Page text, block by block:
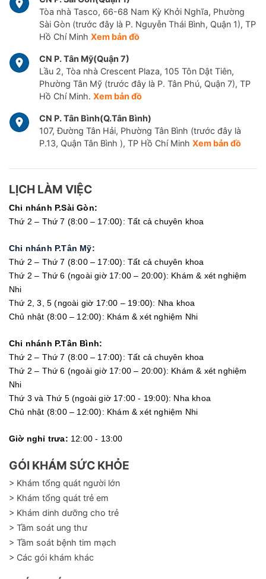
Tòa nhà Tasco, 66-68 Nam Kỳ Khởi Nghĩa, Phường
Sài Gòn (trước đây là P. Nguyễn Thái Bình, Quận 1), TP
Hồ Chí Minh Xem bản đồ
CN P. Tân Mỹ(Quận 7)
Lầu 2, Tòa nhà Crescent Plaza, 105 Tôn Dật Tiên,
Phường Tân Mỹ (trước đây là P. Tân Phú, Quận 7), TP
Hồ Chí Minh. Xem bản đồ
CN P. Tân Bình(Q.Tân Bình)
107, Đường Tân Hải, Phường Tân Bình (trước đây là
P.13, Quận Tân Bình ), TP Hồ Chí Minh Xem bản đồ
LỊCH LÀM VIỆC
Chi nhánh P.Sài Gòn:
Thứ 2 – Thứ 7 (8:00 – 17:00): Tất cả chuyên khoa
Chi nhánh P.Tân Mỹ:
Thứ 2 – Thứ 7 (8:00 – 17:00): Tất cả chuyên khoa
Thứ 2 – Thứ 6 (ngoài giờ 17:00 – 20:00): Khám & xét nghiệm
Nhi
Thứ 2, 3, 5 (ngoài giờ 17:00 – 19:00): Nha khoa
Chủ nhật (8:00 – 12:00): Khám & xét nghiệm Nhi
Chi nhánh P.Tân Bình:
Thứ 2 – Thứ 7 (8:00 – 17:00): Tất cả chuyên khoa
Thứ 2 – Thứ 6 (ngoài giờ 17:00 – 20:00): Khám & xét nghiệm
Nhi
Thứ 3 và Thứ 5 (ngoài giờ 17:00 - 19:00): Nha khoa
Chủ nhật (8:00 – 12:00): Khám & xét nghiệm Nhi
Giờ nghỉ trưa: 12:00 - 13:00
GÓI KHÁM SỨC KHỎE
> Khám tổng quát người lớn
> Khám tổng quát trẻ em
> Khám dinh dưỡng cho trẻ
> Tầm soát ung thư
> Tầm soát bệnh tim mạch
> Các gói khám khác